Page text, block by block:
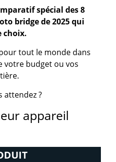
spécial des 8
bridge de 2025 qui
choix.
tout le monde dans
budget ou vos
attendez ?
appareil